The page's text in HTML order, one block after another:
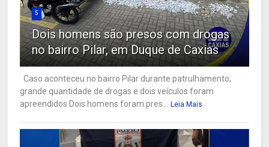
5
Dois homens são presos com drogas
no bairro Pilar, em Duque de Caxias
Caso aconteceu no bairro Pilar durante patrulhamento;
grande quantidade de drogas e dois veículos foram
apreendidos Dois homens foram pres... Leia Mais